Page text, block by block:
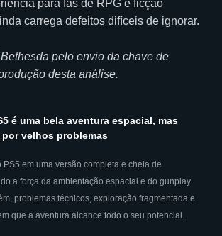
para fãs de RPG e ficção
carrega defeitos difíceis de ignorar.
pelo envio da chave de
desta análise.
é uma bela aventura espacial, mas
velhos problemas
PS5 em uma versão completa e cheia de
a força da ambientação espacial e do gunplay
problemas técnicos, exploração fragmentada e
que a aventura alcance todo o seu potencial.